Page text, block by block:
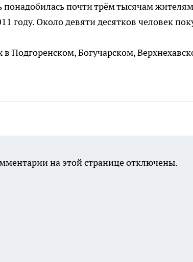
почти трём тысячам
году. Около девяти десятков человек
Подгоренском, Богучарском,
на этой странице отключены.